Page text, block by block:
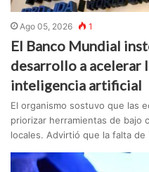
Ago 05, 2026 1
El Banco Mundial
desarrollo a acelerar
inteligencia artificial
El organismo sostuvo que las
priorizar herramientas de bajo
locales. Advirtió que la falta